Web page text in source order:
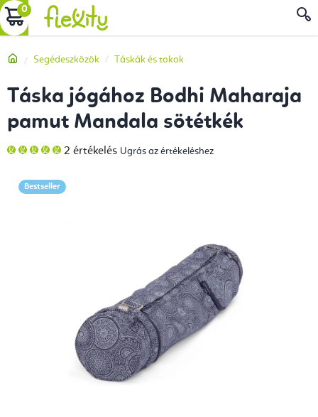
Ugrás
a
tartalomhoz
KOSÁR
Kezdőlap
Segédeszközök Táskák és tokok
Táska jógához Bodhi Maharaja
pamut Mandala sötétkék
A
termék
5-
ből
2 értékelés Ugrás az értékeléshez
Bestseller